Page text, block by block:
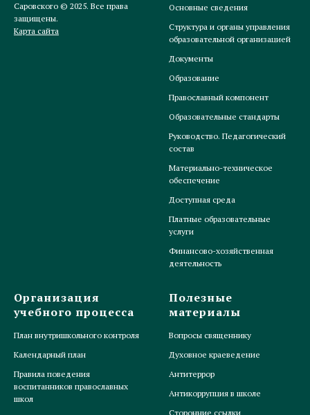
Саровского © 2025. Все права
защищены.
Карта сайта
Основные сведения
Структура и органы управления
образовательной организацией
Документы
Образование
Православный компонент
Образовательные стандарты
Руководство. Педагогический
состав
Материально-техническое
обеспечение
Доступная среда
Платные образовательные
услуги
Финансово-хозяйственная
деятельность
Организация
учебного процесса
План внутришкольного контроля
Календарный план
Правила поведения
воспитанников православных
школ
Полезные
материалы
Вопросы священнику
Духовное краеведение
Антитеррор
Антикоррупция в школе
Сторонние ссылки